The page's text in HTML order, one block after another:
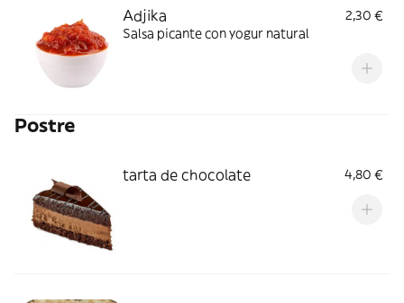
Adjika
2,30 €
Salsa picante con yogur natural
Postre
tarta de chocolate 4,80 €